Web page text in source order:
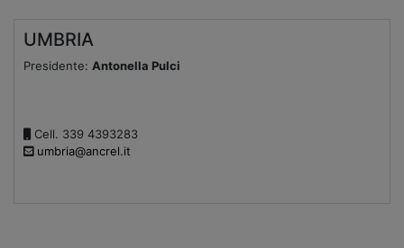
UMBRIA
Presidente: Antonella Pulci
Cell. 339 4393283
umbria@ancrel.it